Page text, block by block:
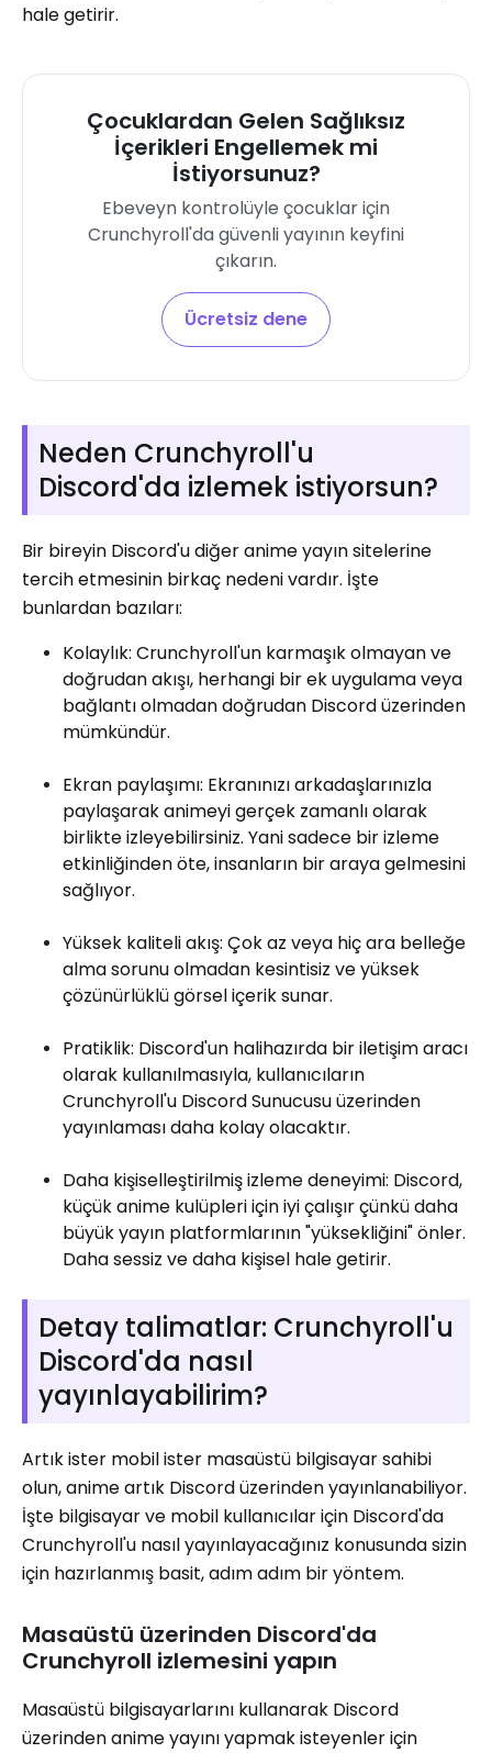
hale getirir.
Çocuklardan Gelen Sağlıksız
İçerikleri Engellemek mi
İstiyorsunuz?
Ebeveyn kontrolüyle çocuklar için
Crunchyroll'da güvenli yayının keyfini
çıkarın.
Ücretsiz dene
Neden Crunchyroll'u
Discord'da izlemek istiyorsun?
Bir bireyin Discord'u diğer anime yayın sitelerine
tercih etmesinin birkaç nedeni vardır. İşte
bunlardan bazıları:
Kolaylık: Crunchyroll'un karmaşık olmayan ve
doğrudan akışı, herhangi bir ek uygulama veya
bağlantı olmadan doğrudan Discord üzerinden
mümkündür.
Ekran paylaşımı: Ekranınızı arkadaşlarınızla
paylaşarak animeyi gerçek zamanlı olarak
birlikte izleyebilirsiniz. Yani sadece bir izleme
etkinliğinden öte, insanların bir araya gelmesini
sağlıyor.
Yüksek kaliteli akış: Çok az veya hiç ara belleğe
alma sorunu olmadan kesintisiz ve yüksek
çözünürlüklü görsel içerik sunar.
Pratiklik: Discord'un halihazırda bir iletişim aracı
olarak kullanılmasıyla, kullanıcıların
Crunchyroll'u Discord Sunucusu üzerinden
yayınlaması daha kolay olacaktır.
Daha kişiselleştirilmiş izleme deneyimi: Discord,
küçük anime kulüpleri için iyi çalışır çünkü daha
büyük yayın platformlarının "yüksekliğini" önler.
Daha sessiz ve daha kişisel hale getirir.
Detay talimatlar: Crunchyroll'u
Discord'da nasıl
yayınlayabilirim?
Artık ister mobil ister masaüstü bilgisayar sahibi
olun, anime artık Discord üzerinden yayınlanabiliyor.
İşte bilgisayar ve mobil kullanıcılar için Discord'da
Crunchyroll'u nasıl yayınlayacağınız konusunda sizin
için hazırlanmış basit, adım adım bir yöntem.
Masaüstü üzerinden Discord'da
Crunchyroll izlemesini yapın
Masaüstü bilgisayarlarını kullanarak Discord
üzerinden anime yayını yapmak isteyenler için